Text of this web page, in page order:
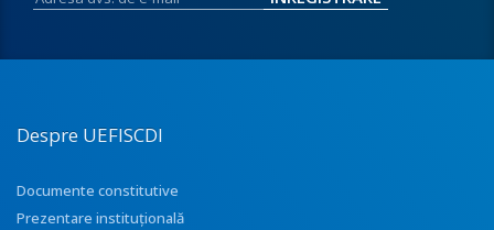
Despre UEFISCDI
Documente constitutive
Prezentare instituţională